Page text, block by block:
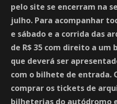
pelo site se encerram na
julho. Para acompanhar
e sábado e a corrida das
de R$ 35 com direito a um
que deverá ser
com o bilhete de entrada.
comprar os tickets de
bilheterias do autódromo